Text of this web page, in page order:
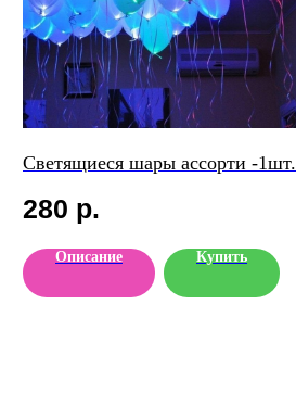
Светящиеся шары ассорти -1шт.
280 р.
Описание Купить